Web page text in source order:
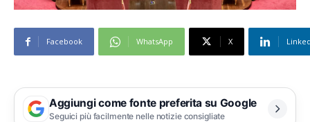
Facebook WhatsApp X
Aggiungi come fonte preferita su Google
Seguici più facilmente nelle notizie consigliate